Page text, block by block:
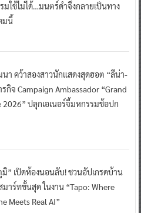
มใช้ไม่ได้…มนตร์ดำจึงกลายเป็นทาง
มนี้
า คว้าสองสาวนักแสดงสุดฮอต “ลีน่า-
กิจ Campaign Ambassador “Grand
2026” ปลุกเอเนอร์จี้มหกรรมช้อปก
” เปิดห้องนอนลับ! ชวนอัปเกรดบ้าน
มาร์ทขั้นสุด ในงาน “Tapo: Where
Meets Real AI”